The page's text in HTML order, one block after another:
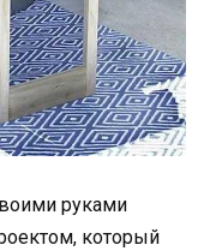
руками
который